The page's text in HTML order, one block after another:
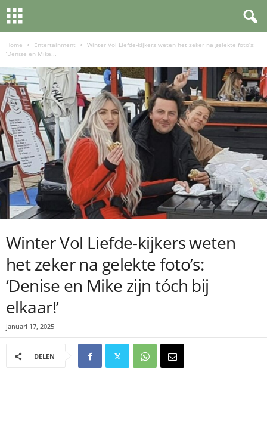
Home Entertainment
Winter Vol Liefde-kijkers weten het zeker na gelekte foto’s:
‘Denise en Mike...
Winter Vol Liefde-kijkers weten
het zeker na gelekte foto’s:
‘Denise en Mike zijn tóch bij
elkaar!’
januari 17, 2025
DELEN